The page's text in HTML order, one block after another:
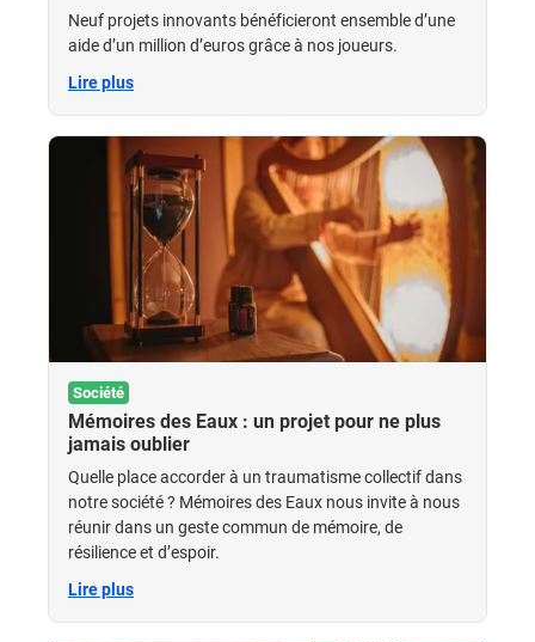
Neuf projets innovants bénéficieront ensemble d’une
aide d’un million d’euros grâce à nos joueurs.
Lire plus
Société
Mémoires des Eaux : un projet pour ne plus
jamais oublier
Quelle place accorder à un traumatisme collectif dans
notre société ? Mémoires des Eaux nous invite à nous
réunir dans un geste commun de mémoire, de
résilience et d’espoir.
Lire plus